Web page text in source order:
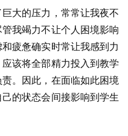
大的压力，常常让我夜不
我竭力不让个人困境影响
疲惫确实时常让我感到力
该将全部精力投入到教学
。因此，在面临如此困境
的状态会间接影响到学生